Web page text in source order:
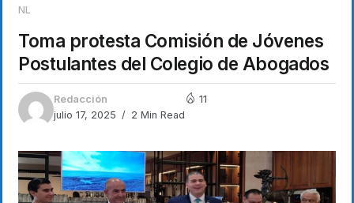
NL
Toma protesta Comisión de Jóvenes
Postulantes del Colegio de Abogados
Redacción
julio 17, 2025
2 Min Read
11